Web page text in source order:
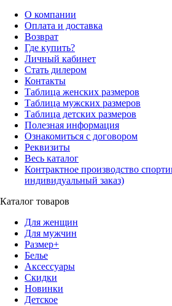
О компании
Оплата и доставка
Возврат
Где купить?
Личный кабинет
Стать дилером
Контакты
Таблица женских размеров
Таблица мужских размеров
Таблица детских размеров
Полезная информация
Ознакомиться с договором
Реквизиты
Весь каталог
Контрактное производство
индивидуальный заказ)
Каталог товаров
Для женщин
Для мужчин
Размер+
Белье
Аксессуары
Скидки
Новинки
Детское